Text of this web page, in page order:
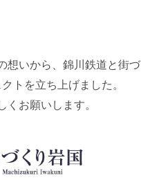
想いから、錦川鉄道と街づ
トを立ち上げました。
お願いします。